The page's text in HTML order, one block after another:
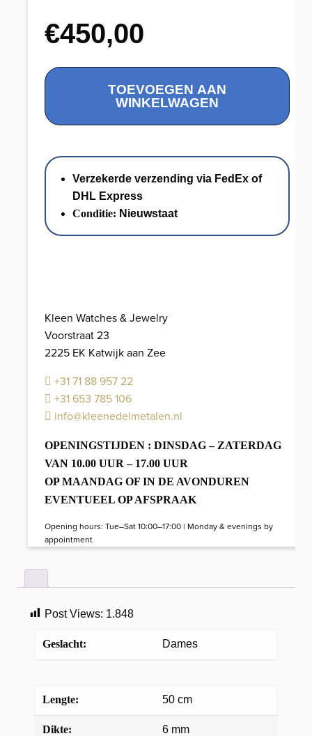
€450,00
Zoetwater
Collier
met
Gouden
Sluiting
TOEVOEGEN AAN
WINKELWAGEN
Verzekerde verzending via FedEx of
DHL Express
Conditie: Nieuwstaat
Kleen Watches & Jewelry
Voorstraat 23
2225 EK Katwijk aan Zee
+31 71 88 957 22
+31 653 785 106
info@kleenedelmetalen.nl
OPENINGSTIJDEN : DINSDAG – ZATERDAG
VAN 10.00 UUR – 17.00 UUR
OP MAANDAG OF IN DE AVONDUREN
EVENTUEEL OP AFSPRAAK
Opening hours: Tue–Sat 10:00–17:00 | Monday & evenings by
appointment
Post Views: 1.848
Geslacht: Dames
Lengte: 50 cm
Dikte: 6 mm